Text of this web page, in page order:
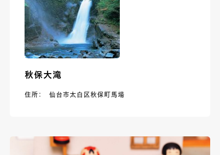
秋保大滝
住所： 仙台市太白区秋保町馬場